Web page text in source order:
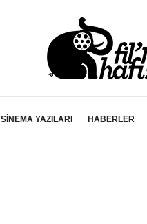
SİNEMA YAZILARI HABERLER